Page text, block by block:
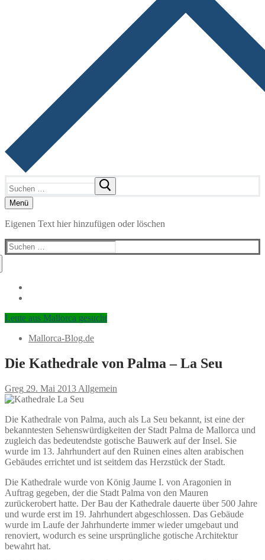
nach:
Menü
Eigenen Text hier hinzufügen oder löschen
Suchen
nach:
Leute aus Mallorca gesucht
Mallorca-Blog.de
Die Kathedrale von Palma – La Seu
Greg 29. Mai 2013 Allgemein
Die Kathedrale von Palma, auch als La Seu bekannt, ist eine der
bekanntesten Sehenswürdigkeiten der Stadt Palma de Mallorca und
zugleich das bedeutendste gotische Bauwerk auf der Insel. Sie
wurde im 13. Jahrhundert auf den Ruinen eines alten arabischen
Gebäudes errichtet und ist seitdem das Herzstück der Stadt.
Die Kathedrale wurde von König Jaume I. von Aragonien in
Auftrag gegeben, der die Stadt Palma von den Mauren
zurückerobert hatte. Der Bau der Kathedrale dauerte über 500 Jahre
und wurde erst im 19. Jahrhundert abgeschlossen. Das Gebäude
wurde im Laufe der Jahrhunderte immer wieder umgebaut und
renoviert, wodurch es seine ursprüngliche gotische Architektur
bewahrt hat.